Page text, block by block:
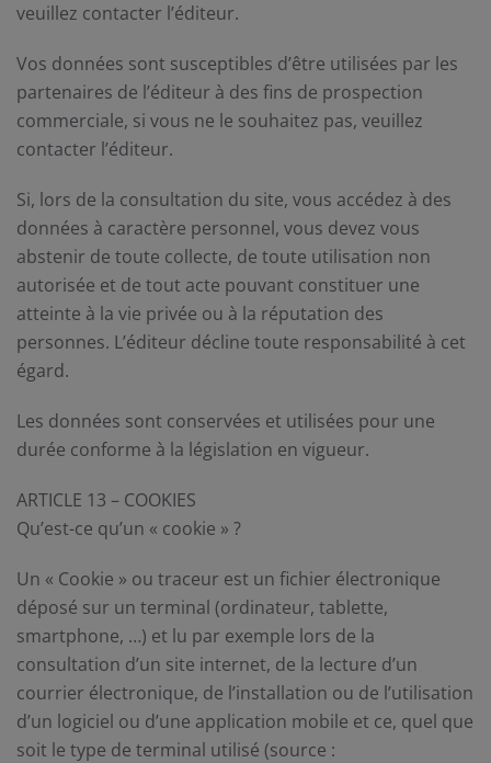
veuillez contacter l’éditeur.
Vos données sont susceptibles d’être utilisées par les
partenaires de l’éditeur à des fins de prospection
commerciale, si vous ne le souhaitez pas, veuillez
contacter l’éditeur.
Si, lors de la consultation du site, vous accédez à des
données à caractère personnel, vous devez vous
abstenir de toute collecte, de toute utilisation non
autorisée et de tout acte pouvant constituer une
atteinte à la vie privée ou à la réputation des
personnes. L’éditeur décline toute responsabilité à cet
égard.
Les données sont conservées et utilisées pour une
durée conforme à la législation en vigueur.
ARTICLE 13 – COOKIES
Qu’est-ce qu’un « cookie » ?
Un « Cookie » ou traceur est un fichier électronique
déposé sur un terminal (ordinateur, tablette,
smartphone, …) et lu par exemple lors de la
consultation d’un site internet, de la lecture d’un
courrier électronique, de l’installation ou de l’utilisation
d’un logiciel ou d’une application mobile et ce, quel que
soit le type de terminal utilisé (source :